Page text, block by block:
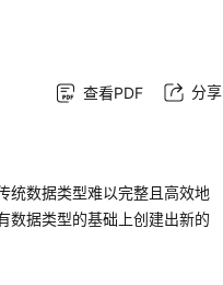
查看PDF 分享
统数据类型难以完整且高效地
数据类型的基础上创建出新的